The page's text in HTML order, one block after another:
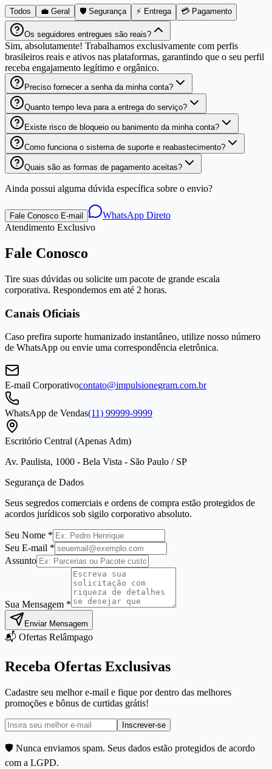
Todos 💼 Geral 🛡️ Segurança ⚡ Entrega 💳 Pagamento
Os seguidores entregues são reais?
Sim, absolutamente! Trabalhamos exclusivamente com perfis
brasileiros reais e ativos nas plataformas, garantindo que o seu perfil
receba engajamento legítimo e orgânico.
Preciso fornecer a senha da minha conta?
Quanto tempo leva para a entrega do serviço?
Existe risco de bloqueio ou banimento da minha conta?
Como funciona o sistema de suporte e reabastecimento?
Quais são as formas de pagamento aceitas?
Ainda possui alguma dúvida específica sobre o envio?
Fale Conosco E-mail
WhatsApp Direto
Atendimento Exclusivo
Fale Conosco
Tire suas dúvidas ou solicite um pacote de grande escala
corporativa. Respondemos em até 2 horas.
Canais Oficiais
Caso prefira suporte humanizado instantâneo, utilize nosso número
de WhatsApp ou envie uma correspondência eletrônica.
E-mail Corporativocontato@impulsionegram.com.br
WhatsApp de Vendas(11) 99999-9999
Escritório Central (Apenas Adm)
Av. Paulista, 1000 - Bela Vista - São Paulo / SP
Segurança de Dados
Seus segredos comerciais e ordens de compra estão protegidos de
acordos jurídicos sob sigilo corporativo absoluto.
Seu Nome *
Seu E-mail *
Assunto
Sua Mensagem *
Enviar Mensagem
📬 Ofertas Relâmpago
Receba Ofertas Exclusivas
Cadastre seu melhor e-mail e fique por dentro das melhores
promoções e bônus de curtidas grátis!
Inscrever-se
🛡️ Nunca enviamos spam. Seus dados estão protegidos de acordo
com a LGPD.